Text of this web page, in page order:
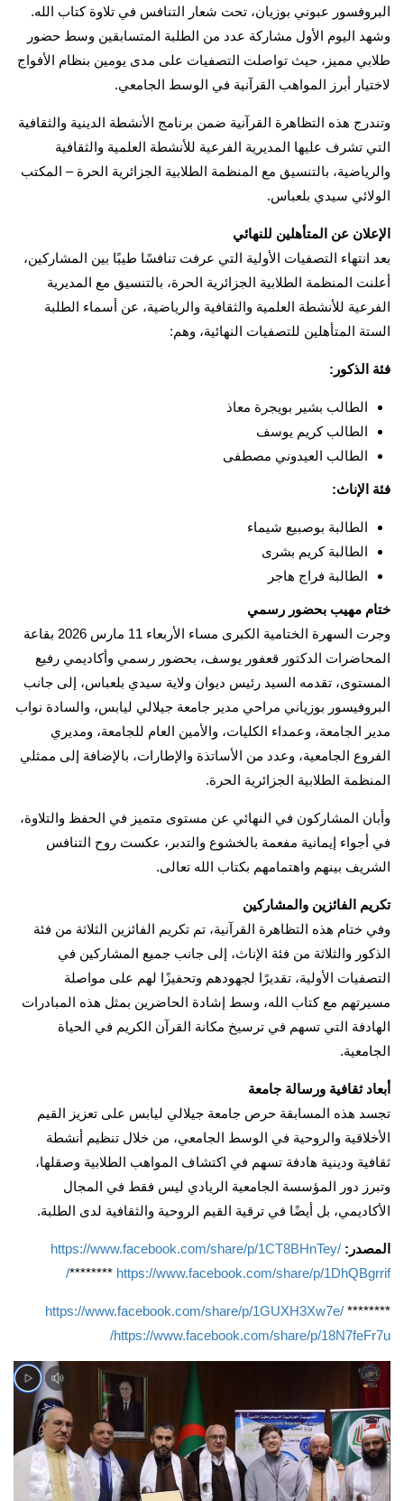
البروفسور عبوني بوزيان، تحت شعار التنافس في تلاوة كتاب الله.
وشهد اليوم الأول مشاركة عدد من الطلبة المتسابقين وسط حضور
طلابي مميز، حيث تواصلت التصفيات على مدى يومين بنظام الأفواج
لاختيار أبرز المواهب القرآنية في الوسط الجامعي.
وتندرج هذه التظاهرة القرآنية ضمن برنامج الأنشطة الدينية والثقافية
التي تشرف عليها المديرية الفرعية للأنشطة العلمية والثقافية
والرياضية، بالتنسيق مع المنظمة الطلابية الجزائرية الحرة – المكتب
الولائي سيدي بلعباس.
الإعلان عن المتأهلين للنهائي
بعد انتهاء التصفيات الأولية التي عرفت تنافسًا طيبًا بين المشاركين،
أعلنت المنظمة الطلابية الجزائرية الحرة، بالتنسيق مع المديرية
الفرعية للأنشطة العلمية والثقافية والرياضية، عن أسماء الطلبة
الستة المتأهلين للتصفيات النهائية، وهم:
فئة الذكور:
الطالب بشير بويجرة معاذ
الطالب كريم يوسف
الطالب العيدوني مصطفى
فئة الإناث:
الطالبة بوصبيع شيماء
الطالبة كريم بشرى
الطالبة فراج هاجر
ختام مهيب بحضور رسمي
وجرت السهرة الختامية الكبرى مساء الأربعاء 11 مارس 2026 بقاعة
المحاضرات الدكتور قعفور يوسف، بحضور رسمي وأكاديمي رفيع
المستوى، تقدمه السيد رئيس ديوان ولاية سيدي بلعباس، إلى جانب
البروفيسور بوزياني مراحي مدير جامعة جيلالي ليابس، والسادة نواب
مدير الجامعة، وعمداء الكليات، والأمين العام للجامعة، ومديري
الفروع الجامعية، وعدد من الأساتذة والإطارات، بالإضافة إلى ممثلي
المنظمة الطلابية الجزائرية الحرة.
وأبان المشاركون في النهائي عن مستوى متميز في الحفظ والتلاوة،
في أجواء إيمانية مفعمة بالخشوع والتدبر، عكست روح التنافس
الشريف بينهم واهتمامهم بكتاب الله تعالى.
تكريم الفائزين والمشاركين
وفي ختام هذه التظاهرة القرآنية، تم تكريم الفائزين الثلاثة من فئة
الذكور والثلاثة من فئة الإناث، إلى جانب جميع المشاركين في
التصفيات الأولية، تقديرًا لجهودهم وتحفيزًا لهم على مواصلة
مسيرتهم مع كتاب الله، وسط إشادة الحاضرين بمثل هذه المبادرات
الهادفة التي تسهم في ترسيخ مكانة القرآن الكريم في الحياة
الجامعية.
أبعاد ثقافية ورسالة جامعة
تجسد هذه المسابقة حرص جامعة جيلالي ليابس على تعزيز القيم
الأخلاقية والروحية في الوسط الجامعي، من خلال تنظيم أنشطة
ثقافية ودينية هادفة تسهم في اكتشاف المواهب الطلابية وصقلها،
وتبرز دور المؤسسة الجامعية الريادي ليس فقط في المجال
الأكاديمي، بل أيضًا في ترقية القيم الروحية والثقافية لدى الطلبة.
المصدر: https://www.facebook.com/share/p/1CT8BHnTey/
******** https://www.facebook.com/share/p/1DhQBgrrif/
https://www.facebook.com/share/p/1GUXH3Xw7e/ ********
https://www.facebook.com/share/p/18N7feFr7u/